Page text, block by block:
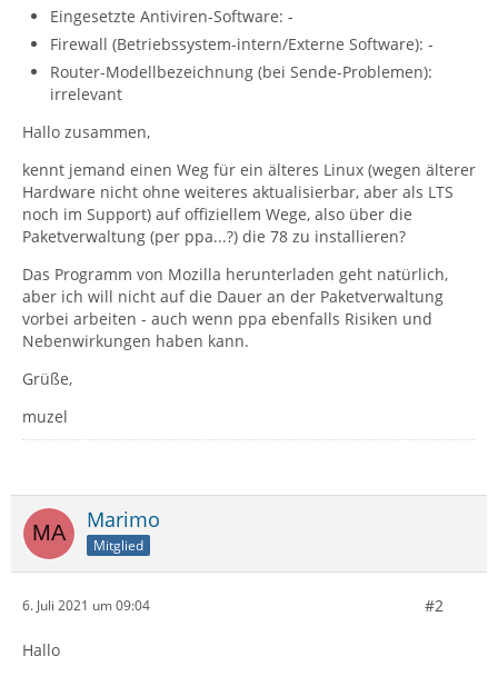
Eingesetzte Antiviren-Software: -
Firewall (Betriebssystem-intern/Externe Software): -
Router-Modellbezeichnung (bei Sende-Problemen):
irrelevant
Hallo zusammen,
kennt jemand einen Weg für ein älteres Linux (wegen älterer
Hardware nicht ohne weiteres aktualisierbar, aber als LTS
noch im Support) auf offiziellem Wege, also über die
Paketverwaltung (per ppa...?) die 78 zu installieren?
Das Programm von Mozilla herunterladen geht natürlich,
aber ich will nicht auf die Dauer an der Paketverwaltung
vorbei arbeiten - auch wenn ppa ebenfalls Risiken und
Nebenwirkungen haben kann.
Grüße,
muzel
Marimo
Mitglied
6. Juli 2021 um 09:04 #2
Hallo